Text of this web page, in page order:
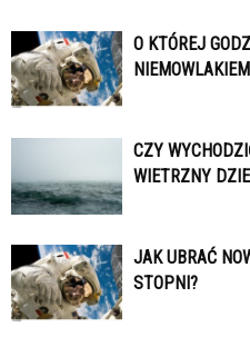
O KTÓREJ
CZY
WIETRZNY
JAK UBRAĆ
STOPNI?